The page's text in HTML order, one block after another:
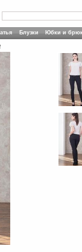
Блузки Юбки и